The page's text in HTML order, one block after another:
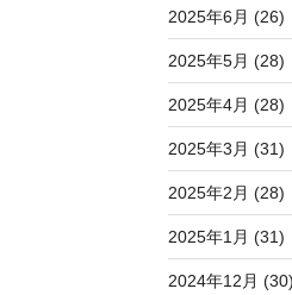
2025年6月 (26)
2025年5月 (28)
2025年4月 (28)
2025年3月 (31)
2025年2月 (28)
2025年1月 (31)
2024年12月 (30)